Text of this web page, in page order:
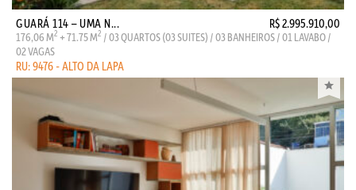
GUARÁ 114 – UMA N... R$ 2.995.910,00
176,06 M2 + 71.75 M2 / 03 QUARTOS (03 SUITES) / 03 BANHEIROS / 01 LAVABO /
02 VAGAS
RU: 9476 - ALTO DA LAPA